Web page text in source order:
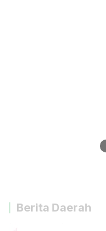
Berita Daerah